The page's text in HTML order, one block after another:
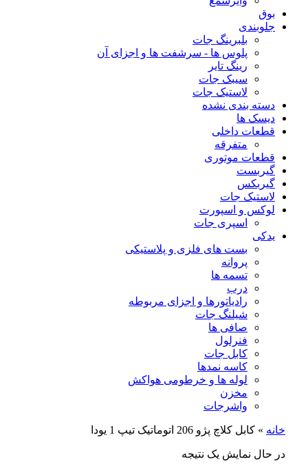
بوق
جلوبندی
بلبرینگ جات
پلوس ها - سرشفت ها و اجزای آن
رینگ تایر
سیبک جات
لاستیک جات
دسته بندی نشده
دیسک ها
قطعات داخلی
متفرقه
قطعات موتوری
گیربست
گیربکس
لاستیک جات
لوکس و اسپورت
اسپری جات
یدکی
بست های فلزی و پلاستیکی
پروانه
تسمه ها
درب
رادیاتورها و اجزای مربوطه
شیلنگ جات
صافی ها
فنرلول
کابل جات
کاسه نمدها
لوله ها و خرطومی هواکش
مخزن
واشرجات
خانه » کابل کلاچ پژو 206 اتوماتیک تیپ 1 یودا
در حال نمایش یک نتیجه